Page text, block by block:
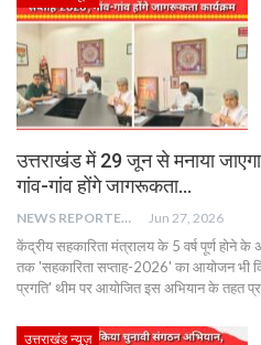
उत्तराखंड में 29 जून से मनाया
गांव-गांव होंगे जागरूकता…
NEWS REPORTER LIVE Jun 27, 2026
केंद्रीय सहकारिता मंत्रालय के 5 वर्ष पूर्ण
तक 'सहकारिता सप्ताह-2026' का आयोजन भी
प्रगति' थीम पर आयोजित इस अभियान के तहत
उत्तराखंड न्यूज़